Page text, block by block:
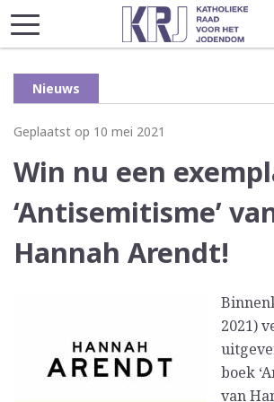
Nieuws
Geplaatst op 10 mei 2021
Win nu een
‘Antisemitisme’
Hannah Arendt!
2021)
boek
van